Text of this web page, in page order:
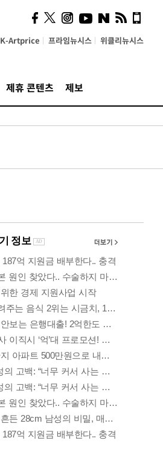
K-Artprice 프라임뉴시스 위클리뉴시스
제휴 콘텐츠 제보
시, 스마트폰 액세서리에
NFC 더했다